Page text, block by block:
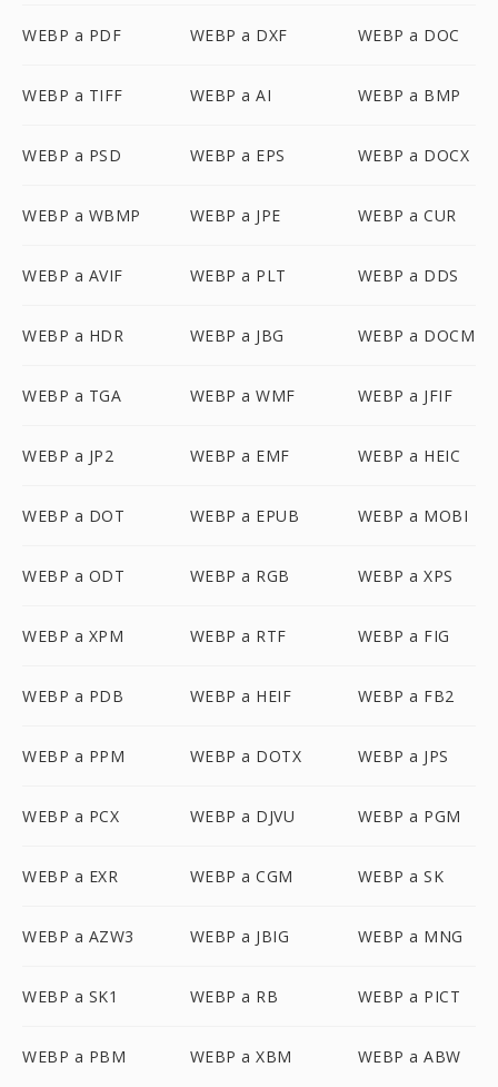
WEBP a PDF WEBP a DXF WEBP a DOC
WEBP a TIFF WEBP a AI WEBP a BMP
WEBP a PSD WEBP a EPS WEBP a DOCX
WEBP a WBMP WEBP a JPE WEBP a CUR
WEBP a AVIF WEBP a PLT WEBP a DDS
WEBP a HDR WEBP a JBG WEBP a DOCM
WEBP a TGA WEBP a WMF WEBP a JFIF
WEBP a JP2 WEBP a EMF WEBP a HEIC
WEBP a DOT WEBP a EPUB WEBP a MOBI
WEBP a ODT WEBP a RGB WEBP a XPS
WEBP a XPM WEBP a RTF WEBP a FIG
WEBP a PDB WEBP a HEIF WEBP a FB2
WEBP a PPM WEBP a DOTX WEBP a JPS
WEBP a PCX WEBP a DJVU WEBP a PGM
WEBP a EXR WEBP a CGM WEBP a SK
WEBP a AZW3 WEBP a JBIG WEBP a MNG
WEBP a SK1 WEBP a RB WEBP a PICT
WEBP a PBM WEBP a XBM WEBP a ABW